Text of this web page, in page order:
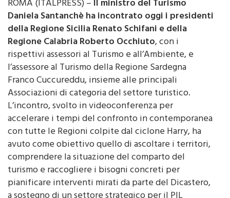
della Regione Sicilia Renato Schifani e della
Regione Calabria Roberto Occhiuto, con i
rispettivi assessori al Turismo e all’Ambiente, e
l’assessore al Turismo della Regione Sardegna
Franco Cuccureddu, insieme alle principali
Associazioni di categoria del settore turistico.
L’incontro, svolto in videoconferenza per
accelerare i tempi del confronto in contemporanea
con tutte le Regioni colpite dal ciclone Harry, ha
avuto come obiettivo quello di ascoltare i territori,
comprendere la situazione del comparto del
turismo e raccogliere i bisogni concreti per
pianificare interventi mirati da parte del Dicastero,
a sostegno di un settore strategico per il PIL